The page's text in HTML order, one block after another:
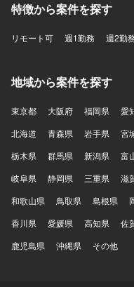
特徴から案件を探す
リモート可 週1勤務 週2勤
地域から案件を探す
東京都 大阪府 福岡県 愛
北海道
青森県 岩手県 宮
栃木県
群馬県 新潟県 富
岐阜県
静岡県 三重県 滋
和歌山県
鳥取県 島根県
香川県
愛媛県 高知県 佐
鹿児島県
沖縄県 その他